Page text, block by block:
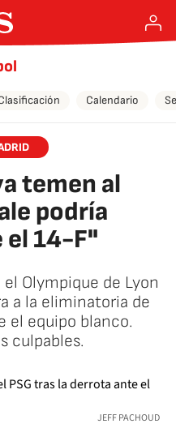
Calendario
temen al
podría
14-F"
Olympique de Lyon
a la eliminatoria de
el equipo blanco.
culpables.
JEFF PACHOUD